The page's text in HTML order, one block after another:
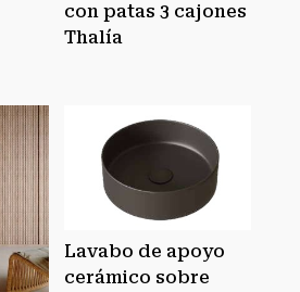
con patas 3 cajones
Thalía
Lavabo de apoyo
cerámico sobre